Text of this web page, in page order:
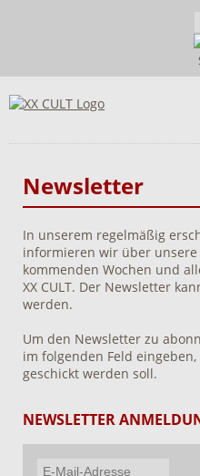
Newsletter
In unserem regelmäßig
informieren wir über
kommenden Wochen und
XX CULT. Der Newsletter
werden.
Um den Newsletter zu
im folgenden Feld
geschickt werden soll.
NEWSLETTER